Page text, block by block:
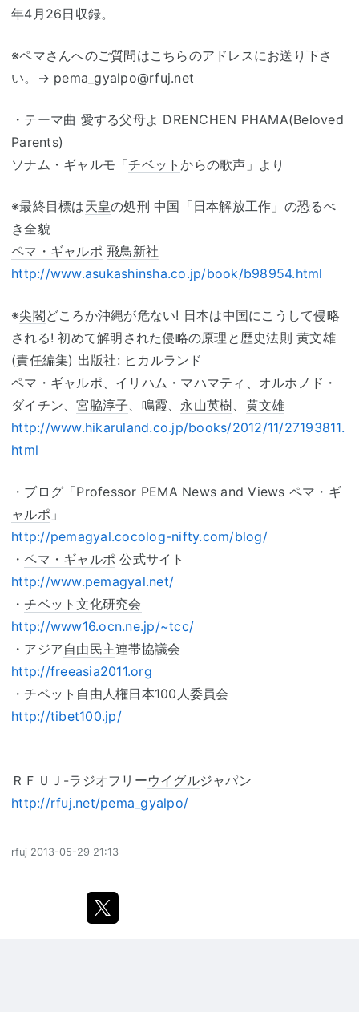
年4月26日収録。
※ペマさんへのご質問はこちらのアドレスにお送り下さ
い。→ pema_gyalpo@rfuj.net
・テーマ曲 愛する父母よ DRENCHEN PHAMA(Beloved
Parents)
ソナム・ギャルモ「チベットからの歌声」より
※最終目標は天皇の処刑 中国「日本解放工作」の恐るべ
き全貌
ペマ・ギャルポ 飛鳥新社
http://www.asukashinsha.co.jp/book/b98954.html
※尖閣どころか沖縄が危ない! 日本は中国にこうして侵略
される! 初めて解明された侵略の原理と歴史法則 黄文雄
(責任編集) 出版社: ヒカルランド
ペマ・ギャルポ、イリハム・マハマティ、オルホノド・
ダイチン、宮脇淳子、鳴霞、 永山英樹、 黄文雄
http://www.hikaruland.co.jp/books/2012/11/27193811.
html
・ブログ「Professor PEMA News and Views ペマ・ギ
ャルポ 」
http://pemagyal.cocolog-nifty.com/blog/
・ペマ・ギャルポ 公式サイト
http://www.pemagyal.net/
・チベット文化研究会
http://www16.ocn.ne.jp/~tcc/
・アジア自由民主連帯協議会
http://freeasia2011.org
・チベット 自由人権日本100人委員会
http://tibet100.jp/
ＲＦＵＪ-ラジオフリーウイグルジャパン
http://rfuj.net/pema_gyalpo/
rfuj 2013-05-29 21:13